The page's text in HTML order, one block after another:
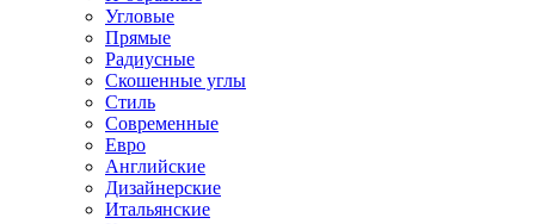
Угловые
Прямые
Радиусные
Скошенные углы
Стиль
Современные
Евро
Английские
Дизайнерские
Итальянские